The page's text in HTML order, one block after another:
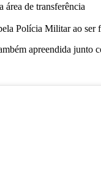
área de transferência
Polícia Militar ao
apreendida junto